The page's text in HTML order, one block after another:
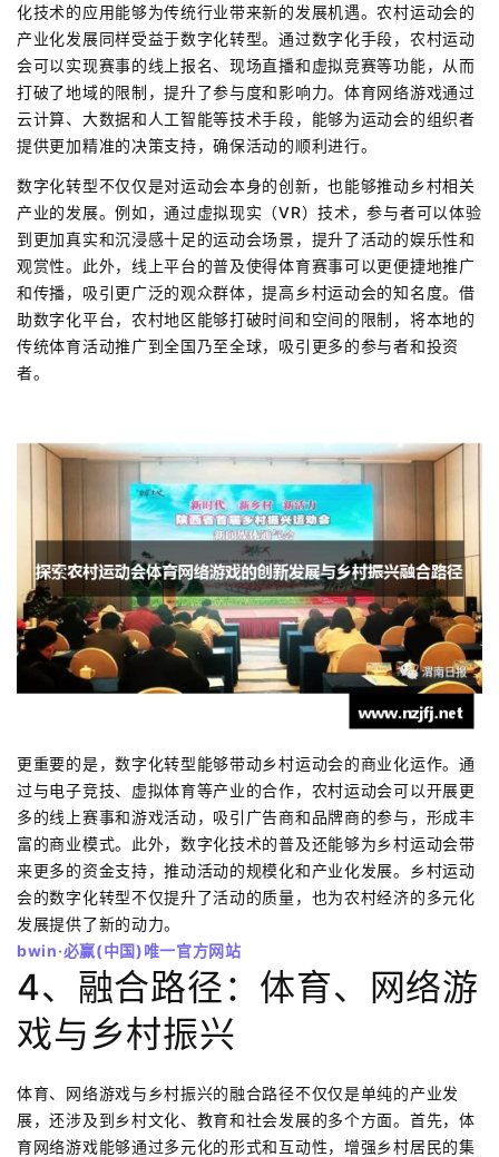
化技术的应用能够为传统行业带来新的发展机遇。农村运动会的
产业化发展同样受益于数字化转型。通过数字化手段，农村运动
会可以实现赛事的线上报名、现场直播和虚拟竞赛等功能，从而
打破了地域的限制，提升了参与度和影响力。体育网络游戏通过
云计算、大数据和人工智能等技术手段，能够为运动会的组织者
提供更加精准的决策支持，确保活动的顺利进行。
数字化转型不仅仅是对运动会本身的创新，也能够推动乡村相关
产业的发展。例如，通过虚拟现实（VR）技术，参与者可以体验
到更加真实和沉浸感十足的运动会场景，提升了活动的娱乐性和
观赏性。此外，线上平台的普及使得体育赛事可以更便捷地推广
和传播，吸引更广泛的观众群体，提高乡村运动会的知名度。借
助数字化平台，农村地区能够打破时间和空间的限制，将本地的
传统体育活动推广到全国乃至全球，吸引更多的参与者和投资
者。
更重要的是，数字化转型能够带动乡村运动会的商业化运作。通
过与电子竞技、虚拟体育等产业的合作，农村运动会可以开展更
多的线上赛事和游戏活动，吸引广告商和品牌商的参与，形成丰
富的商业模式。此外，数字化技术的普及还能够为乡村运动会带
来更多的资金支持，推动活动的规模化和产业化发展。乡村运动
会的数字化转型不仅提升了活动的质量，也为农村经济的多元化
发展提供了新的动力。
bwin·必赢(中国)唯一官方网站
4、融合路径：体育、网络游
戏与乡村振兴
体育、网络游戏与乡村振兴的融合路径不仅仅是单纯的产业发
展，还涉及到乡村文化、教育和社会发展的多个方面。首先，体
育网络游戏能够通过多元化的形式和互动性，增强乡村居民的集